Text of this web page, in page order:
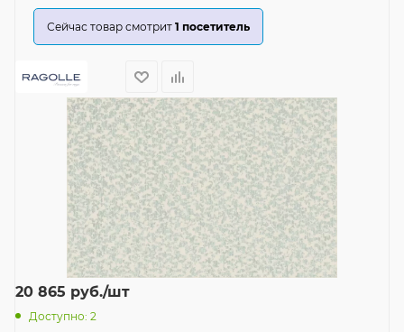
Сейчас товар смотрит 1 посетитель
20 865 руб./шт
Доступно: 2